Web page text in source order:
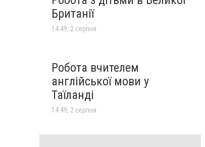
Британії
14:49, 2 серпня
Робота вчителем
англійської мови у
Таїланді
14:49, 2 серпня